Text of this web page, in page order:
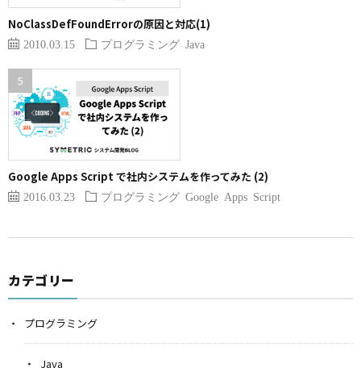
NoClassDefFoundErrorの原因と対応(1)
2010.03.15 プログラミング Java
Google Apps Script で社内システムを作ってみた (2)
2016.03.23 プログラミング Google Apps Script
カテゴリー
プログラミング
Java